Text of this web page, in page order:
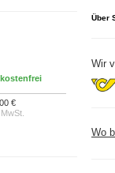
€
Über
Wir
Wo